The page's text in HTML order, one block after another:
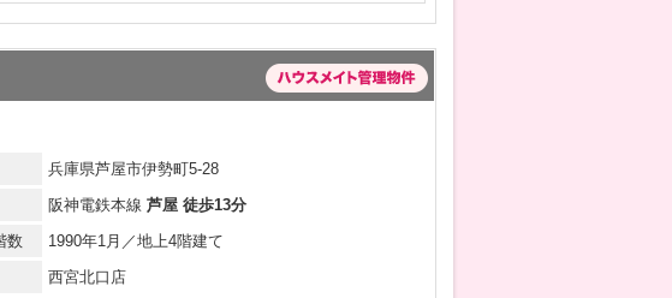
兵庫県芦屋市伊勢町5-28
阪神電鉄本線 芦屋 徒歩13分
数
1990年1月／地上4階建て
西宮北口店